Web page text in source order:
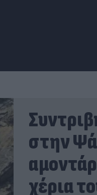
στην
χέρια